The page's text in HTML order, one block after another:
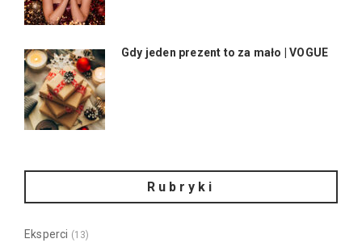
Gdy jeden prezent to za mało | VOGUE
Rubryki
Eksperci (13)